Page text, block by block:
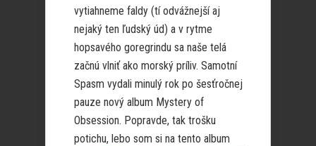
vytiahneme faldy (tí odvážnejší aj
nejaký ten ľudský úd) a v rytme
hopsavého goregrindu sa naše telá
začnú vlniť ako morský príliv. Samotní
Spasm vydali minulý rok po šesťročnej
pauze nový album Mystery of
Obsession. Popravde, tak trošku
potichu, lebo som si na tento album